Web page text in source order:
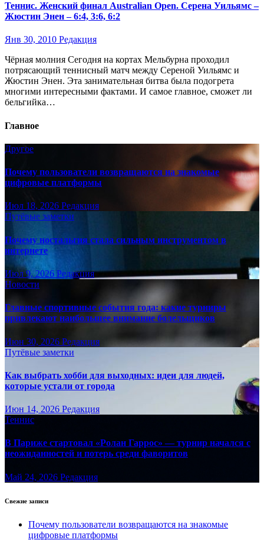
Теннис. Женский финал Australian Open. Серена Уильямс –
Жюстин Энен – 6:4, 3:6, 6:2
Янв 30, 2010 Редакция
Чёрная молния Сегодня на кортах Мельбурна проходил
потрясающий теннисный матч между Сереной Уильямс и
Жюстин Энен. Эта занимательная битва была подогрета
многими интересными фактами. И самое главное, сможет ли
бельгийка…
Главное
Другое
Почему пользователи возвращаются на знакомые
цифровые платформы
Июл 18, 2026 Редакция
Путёвые заметки
Почему ностальгия стала сильным инструментом в
интернете
Июл 9, 2026 Редакция
Новости
Главные спортивные события года: какие турниры
привлекают наибольшее внимание болельщиков
Июн 30, 2026 Редакция
Путёвые заметки
Как выбрать хобби для выходных: идеи для людей,
которые устали от города
Июн 14, 2026 Редакция
Теннис
В Париже стартовал «Ролан Гаррос» — турнир начался с
неожиданностей и потерь среди фаворитов
Май 24, 2026 Редакция
Свежие записи
Почему пользователи возвращаются на знакомые
цифровые платформы